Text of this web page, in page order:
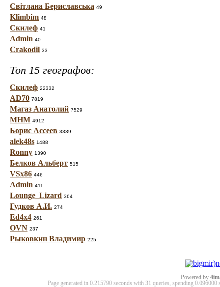
Світлана Бериславська 49
Klimbim 48
Скилеф 41
Admin 40
Crakodil 33
Топ 15 географов:
Скилеф 22332
AD70 7819
Магаз Анатолий 7529
МНМ 4912
Борис Ассеев 3339
alek48s 1488
Ronny 1390
Белков Альберт 515
VSx86 446
Admin 411
Lounge_Lizard 364
Гудков А.И. 274
Ed4x4 261
OVN 237
Рыковкин Владимир 225
Powered by
Page generated in 0.215790 seconds with 31 queries, spending